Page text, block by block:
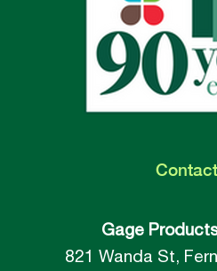
Contact
Gage
821 Wanda St,